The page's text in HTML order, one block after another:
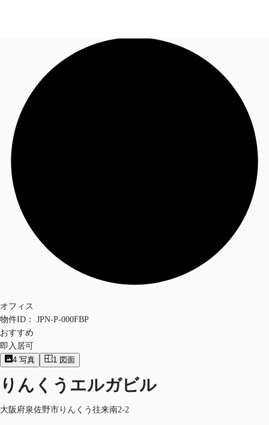
オフィス・事務所
倉庫・物流センター
お電話
オフィス
物件ID：
JPN-P-000FBP
おすすめ
即入居可
4 写真 1 図面
りんくうエルガビル
大阪府泉佐野市りんくう往来南2-2